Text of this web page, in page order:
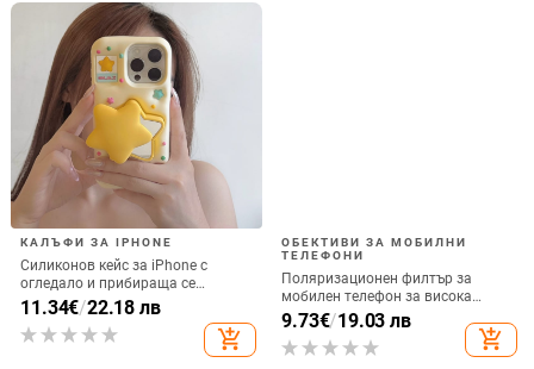
КАЛЪФИ ЗА IPHONE
Силиконов кейс за iPhone с
огледало и прибираща се
подвижна стойка в дизайн на
петолъчка, съвместим с iPhone
13–17 Pro/Max
11.34€/22.18 лв
add_shopping_cart
ОБЕКТИВИ ЗА МОБИЛНИ
ТЕЛЕФОНИ
Поляризационен филтър за
мобилен телефон за висока
резолюция — ND филтър, модел
GZM
9.73€/19.03 лв
add_shopping_cart